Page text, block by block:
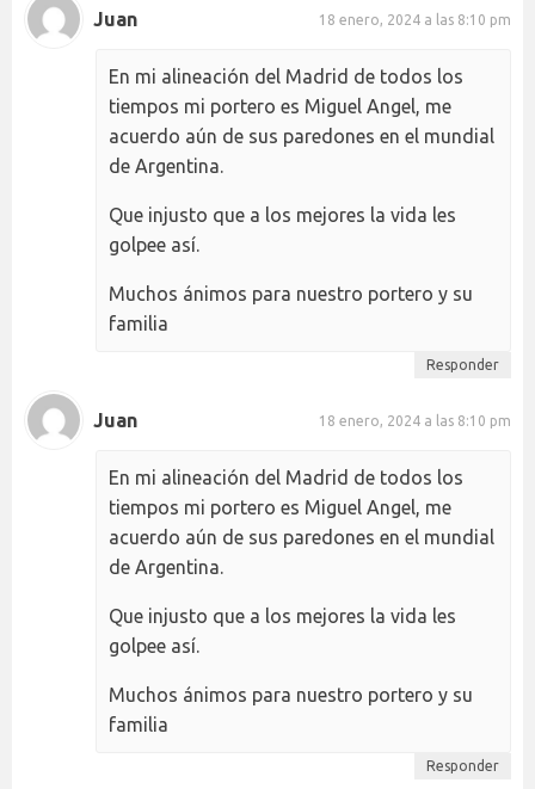
Juan 18 enero, 2024 a las 8:10 pm
En mi alineación del Madrid de todos los
tiempos mi portero es Miguel Angel, me
acuerdo aún de sus paredones en el mundial
de Argentina.
Que injusto que a los mejores la vida les
golpee así.
Muchos ánimos para nuestro portero y su
familia
Responder
Juan 18 enero, 2024 a las 8:10 pm
En mi alineación del Madrid de todos los
tiempos mi portero es Miguel Angel, me
acuerdo aún de sus paredones en el mundial
de Argentina.
Que injusto que a los mejores la vida les
golpee así.
Muchos ánimos para nuestro portero y su
familia
Responder